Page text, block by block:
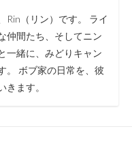
Rin（リン）です。 ライ
仲間たち、そしてニン
一緒に、みどりキャン
。 ボブ家の日常を、彼
きます。